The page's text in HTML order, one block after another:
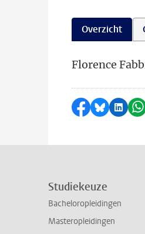
Overzicht
Florence
Delen op
Delen via
Studiekeuze
Bacheloropleidingen
Masteropleidingen